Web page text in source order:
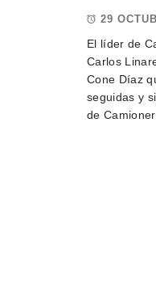
29
El líder de
Carlos
Cone Díaz
seguidas y
de